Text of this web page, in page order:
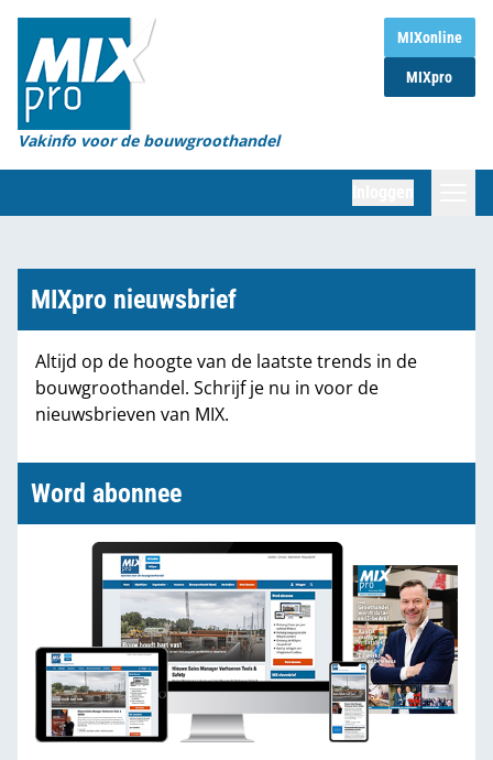
MIXonline
MIXpro
Vakinfo voor de bouwgroothandel
Home
Magazines
Organisaties
Marktcijfers
Partners
MIXpro nieuwsbrief
Altijd op de hoogte van de laatste trends in de
bouwgroothandel. Schrijf je nu in voor de
nieuwsbrieven van MIX.
Word abonnee